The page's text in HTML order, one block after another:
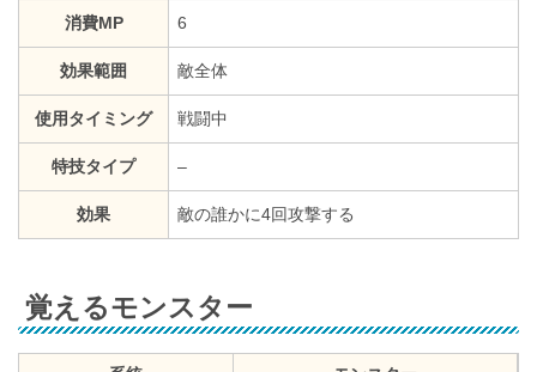
消費MP 6
効果範囲 敵全体
使用タイミング 戦闘中
特技タイプ –
効果 敵の誰かに4回攻撃する
覚えるモンスター